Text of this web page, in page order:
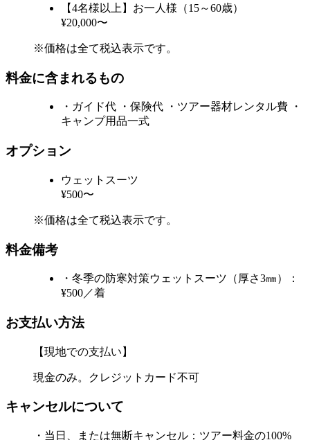
【4名様以上】お一人様（15～60歳）
¥20,000〜
※価格は全て税込表示です。
料金に含まれるもの
・ガイド代 ・保険代 ・ツアー器材レンタル費 ・
キャンプ用品一式
オプション
ウェットスーツ
¥500〜
※価格は全て税込表示です。
料金備考
・冬季の防寒対策ウェットスーツ（厚さ3㎜）：
¥500／着
お支払い方法
【現地での支払い】
現金のみ。クレジットカード不可
キャンセルについて
・当日、または無断キャンセル：ツアー料金の100%